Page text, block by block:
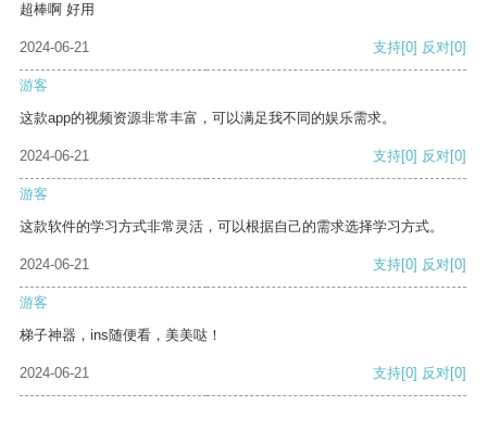
超棒啊 好用
2024-06-21 支持[0] 反对[0]
游客
这款app的视频资源非常丰富，可以满足我不同的娱乐需求。
2024-06-21 支持[0] 反对[0]
游客
这款软件的学习方式非常灵活，可以根据自己的需求选择学习方式。
2024-06-21 支持[0] 反对[0]
游客
梯子神器，ins随便看，美美哒！
2024-06-21 支持[0] 反对[0]